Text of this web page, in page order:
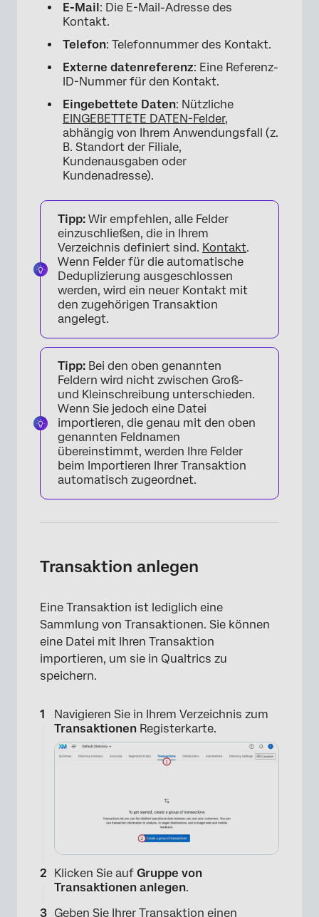
E-Mail: Die E-Mail-Adresse des
Kontakt.
Telefon: Telefonnummer des Kontakt.
Externe datenreferenz: Eine Referenz-
ID-Nummer für den Kontakt.
Eingebettete Daten: Nützliche
EINGEBETTETE DATEN-Felder,
abhängig von Ihrem Anwendungsfall (z.
B. Standort der Filiale,
Kundenausgaben oder
Kundenadresse).
Tipp: Wir empfehlen, alle Felder
einzuschließen, die in Ihrem
Verzeichnis definiert sind. Kontakt.
Wenn Felder für die automatische
Deduplizierung ausgeschlossen
werden, wird ein neuer Kontakt mit
den zugehörigen Transaktion
angelegt.
Tipp: Bei den oben genannten
Feldern wird nicht zwischen Groß-
und Kleinschreibung unterschieden.
Wenn Sie jedoch eine Datei
importieren, die genau mit den oben
genannten Feldnamen
übereinstimmt, werden Ihre Felder
beim Importieren Ihrer Transaktion
automatisch zugeordnet.
Transaktion anlegen
Eine Transaktion ist lediglich eine
Sammlung von Transaktionen. Sie können
eine Datei mit Ihren Transaktion
importieren, um sie in Qualtrics zu
speichern.
Navigieren Sie in Ihrem Verzeichnis zum
Transaktionen Registerkarte.
Klicken Sie auf Gruppe von
Transaktionen anlegen.
Geben Sie Ihrer Transaktion einen